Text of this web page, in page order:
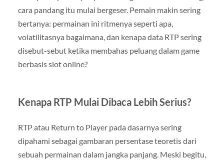
cara pandang itu mulai bergeser. Pemain makin sering
bertanya: permainan ini ritmenya seperti apa,
volatilitasnya bagaimana, dan kenapa data RTP sering
disebut-sebut ketika membahas peluang dalam game
berbasis slot online?
Kenapa RTP Mulai Dibaca Lebih Serius?
RTP atau Return to Player pada dasarnya sering
dipahami sebagai gambaran persentase teoretis dari
sebuah permainan dalam jangka panjang. Meski begitu,